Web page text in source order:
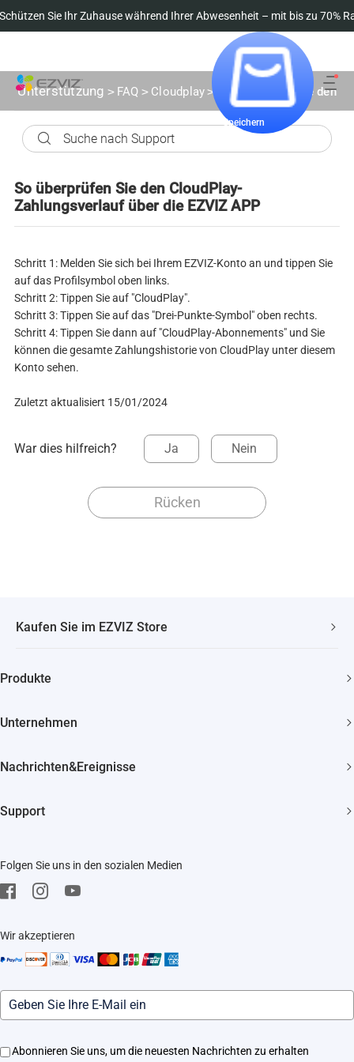
Sie Ihr Zuhause während Ihrer Abwesenheit – mit bis zu 70%
Speichern
Unterstützung > FAQ > Cloudplay> So überprüfen Sie den
So überprüfen Sie den CloudPlay-
Zahlungsverlauf über die EZVIZ APP
Schritt 1: Melden Sie sich bei Ihrem EZVIZ-Konto an und tippen Sie
auf das Profilsymbol oben links.
Schritt 2: Tippen Sie auf "CloudPlay".
Schritt 3: Tippen Sie auf das "Drei-Punkte-Symbol" oben rechts.
Schritt 4: Tippen Sie dann auf "CloudPlay-Abonnements" und Sie
können die gesamte Zahlungshistorie von CloudPlay unter diesem
Konto sehen.
Zuletzt aktualisiert 15/01/2024
War dies hilfreich? Ja Nein
Rücken
Kaufen Sie im EZVIZ Store
30 Tage Geld-zurück-Garantie
Produkte
Unternehmen
Bezugsquellen
Trust Center
EZVIZ CSR
Nachrichten&Ereignisse
Support
Herunterladen
Kundendienst
Folgen Sie uns in den sozialen Medien
Wir akzeptieren
Abonnieren Sie uns, um die neuesten Nachrichten zu erhalten